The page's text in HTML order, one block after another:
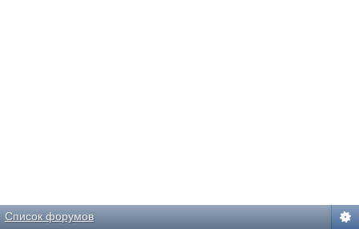
Список форумов